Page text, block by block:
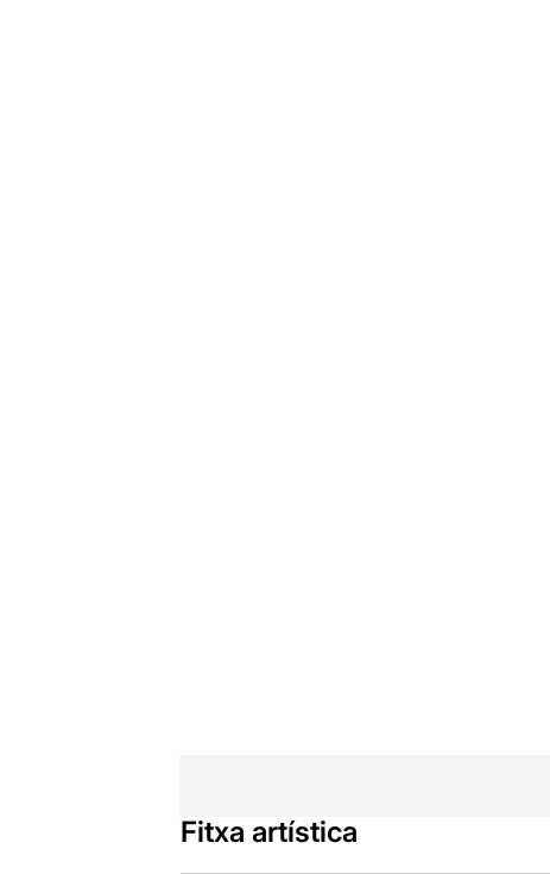
Fitxa artística